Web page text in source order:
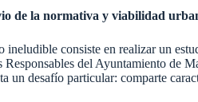
de la normativa y viabilidad
ineludible consiste en realizar un
Responsables del Ayuntamiento de
un desafío particular: comparte